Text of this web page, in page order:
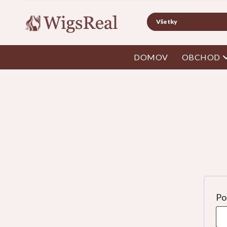
Hľadať
DOMOV OBCHOD